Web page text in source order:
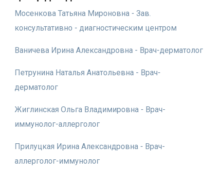
Мосенкова Татьяна Мироновна - Зав.
консультативно - диагностическим центром
Ваничева Ирина Александровна - Врач-дерматолог
Петрунина Наталья Анатольевна - Врач-
дерматолог
Жиглинская Ольга Владимировна - Врач-
иммунолог-аллерголог
Прилуцкая Ирина Александровна - Врач-
аллерголог-иммунолог